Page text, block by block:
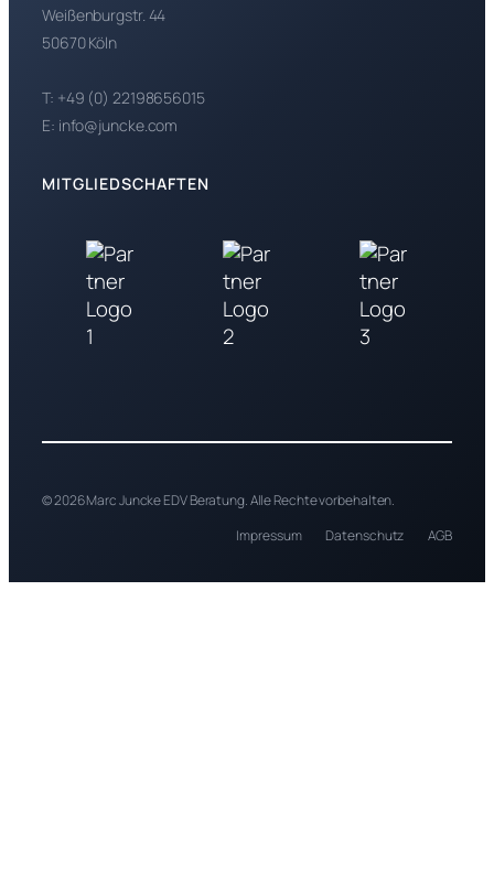
Weißenburgstr. 44
50670 Köln
T: +49 (0) 22198656015
E: info@juncke.com
MITGLIEDSCHAFTEN
© 2026 Marc Juncke EDV Beratung. Alle Rechte vorbehalten.
Impressum
Datenschutz AGB